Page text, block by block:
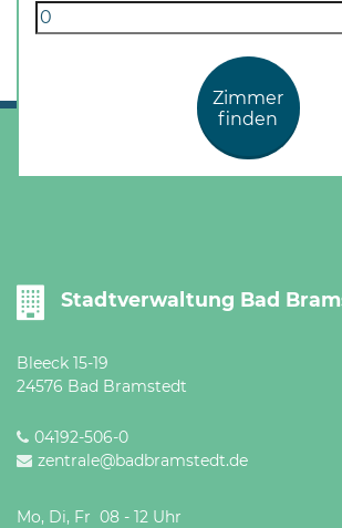
Zimmer
finden
Stadtverwaltung Bad
Bleeck 15-19
24576 Bad Bramstedt
04192-506-0
zentrale@badbramstedt.de
Mo, Di, Fr 08 - 12 Uhr